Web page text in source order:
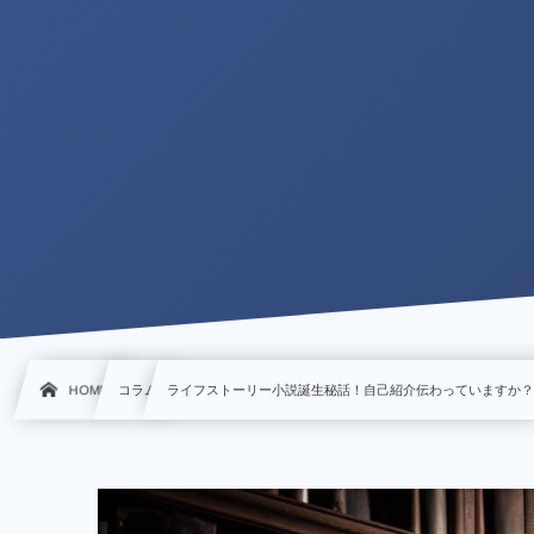
HOME コラム ライフストーリー小説誕生秘話！自己紹介伝わっていますか？